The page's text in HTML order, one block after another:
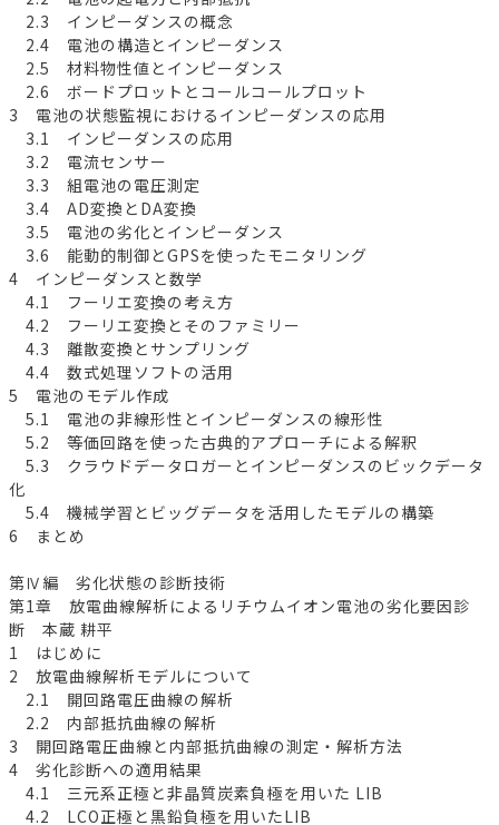
2.3 インピーダンスの概念
2.4 電池の構造とインピーダンス
2.5 材料物性値とインピーダンス
2.6 ボードプロットとコールコールプロット
3 電池の状態監視におけるインピーダンスの応用
3.1 インピーダンスの応用
3.2 電流センサー
3.3 組電池の電圧測定
3.4 AD変換とDA変換
3.5 電池の劣化とインピーダンス
3.6 能動的制御とGPSを使ったモニタリング
4 インピーダンスと数学
4.1 フーリエ変換の考え方
4.2 フーリエ変換とそのファミリー
4.3 離散変換とサンプリング
4.4 数式処理ソフトの活用
5 電池のモデル作成
5.1 電池の非線形性とインピーダンスの線形性
5.2 等価回路を使った古典的アプローチによる解釈
5.3 クラウドデータロガーとインピーダンスのビックデータ
化
5.4 機械学習とビッグデータを活用したモデルの構築
6 まとめ
第Ⅳ編 劣化状態の診断技術
第1章 放電曲線解析によるリチウムイオン電池の劣化要因診
断 本蔵 耕平
1 はじめに
2 放電曲線解析モデルについて
2.1 開回路電圧曲線の解析
2.2 内部抵抗曲線の解析
3 開回路電圧曲線と内部抵抗曲線の測定・解析方法
4 劣化診断への適用結果
4.1 三元系正極と非晶質炭素負極を用いた LIB
4.2 LCO正極と黒鉛負極を用いたLIB